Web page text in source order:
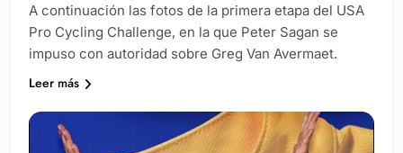
A continuación las fotos de la primera etapa del USA
Pro Cycling Challenge, en la que Peter Sagan se
impuso con autoridad sobre Greg Van Avermaet.
Leer más